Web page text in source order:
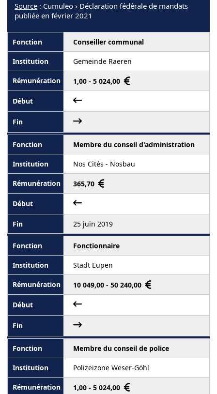
Source : Cumuleo › Déclaration fédérale de mandats
publiée en février 2021
Conseiller communal
Gemeinde Raeren
1,00 - 5 024,00
Membre du conseil d'administration
Nos Cités - Nosbau
365,70
25 juin 2019
Fonctionnaire
Stadt Eupen
10 049,00 - 50 240,00
Membre du conseil de police
Polizeizone Weser-Göhl
1,00 - 5 024,00